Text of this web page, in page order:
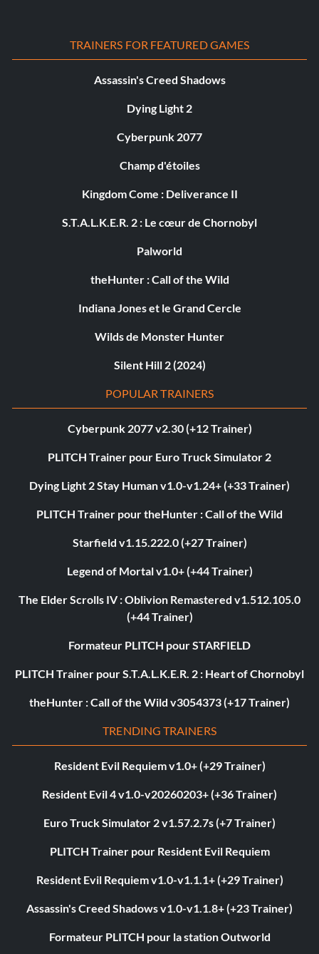
TRAINERS FOR FEATURED GAMES
Assassin's Creed Shadows
Dying Light 2
Cyberpunk 2077
Champ d'étoiles
Kingdom Come : Deliverance II
S.T.A.L.K.E.R. 2 : Le cœur de Chornobyl
Palworld
theHunter : Call of the Wild
Indiana Jones et le Grand Cercle
Wilds de Monster Hunter
Silent Hill 2 (2024)
POPULAR TRAINERS
Cyberpunk 2077 v2.30 (+12 Trainer)
PLITCH Trainer pour Euro Truck Simulator 2
Dying Light 2 Stay Human v1.0-v1.24+ (+33 Trainer)
PLITCH Trainer pour theHunter : Call of the Wild
Starfield v1.15.222.0 (+27 Trainer)
Legend of Mortal v1.0+ (+44 Trainer)
The Elder Scrolls IV : Oblivion Remastered v1.512.105.0
(+44 Trainer)
Formateur PLITCH pour STARFIELD
PLITCH Trainer pour S.T.A.L.K.E.R. 2 : Heart of Chornobyl
theHunter : Call of the Wild v3054373 (+17 Trainer)
TRENDING TRAINERS
Resident Evil Requiem v1.0+ (+29 Trainer)
Resident Evil 4 v1.0-v20260203+ (+36 Trainer)
Euro Truck Simulator 2 v1.57.2.7s (+7 Trainer)
PLITCH Trainer pour Resident Evil Requiem
Resident Evil Requiem v1.0-v1.1.1+ (+29 Trainer)
Assassin's Creed Shadows v1.0-v1.1.8+ (+23 Trainer)
Formateur PLITCH pour la station Outworld